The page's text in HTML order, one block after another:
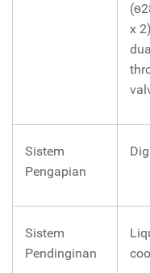
x
dual
Sistem
Pengapian
Sistem
Pendinginan